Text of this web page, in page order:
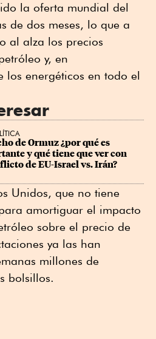
la oferta mundial del
de dos meses, lo que a
al alza los precios
y, en
los energéticos en todo el
de Ormuz ¿por qué es
y qué tiene que ver con
de EU-Israel vs. Irán?
Unidos, que no tiene
amortiguar el impacto
sobre el precio de
ya las han
millones de
bolsillos.